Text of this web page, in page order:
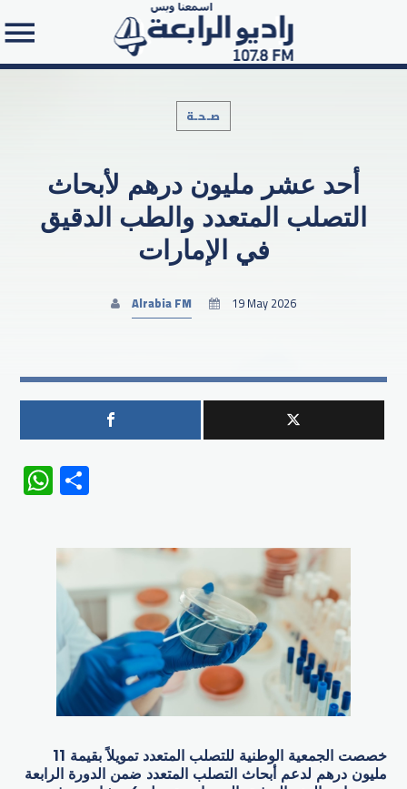
Search in the website:
صـحـة
أحد عشر مليون درهم لأبحاث
التصلب المتعدد والطب الدقيق
في الإمارات
Alrabia FM 19 May 2026
WhatsApp
خصصت الجمعية الوطنية للتصلب المتعدد تمويلاً بقيمة 11
مليون درهم لدعم أبحاث التصلب المتعدد ضمن الدورة الرابعة